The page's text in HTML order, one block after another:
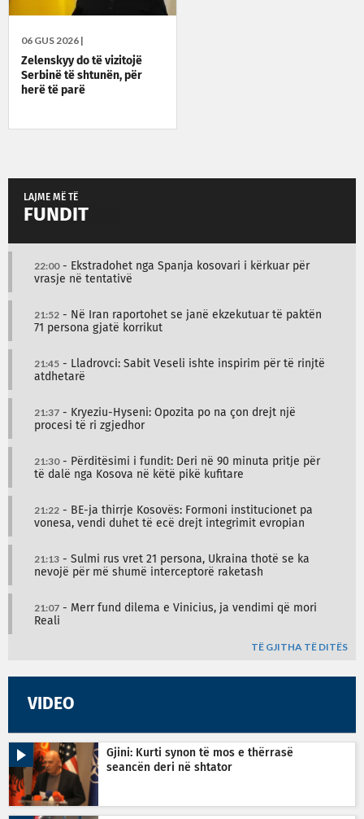
06 GUS 2026 |
Zelenskyy do të vizitojë
Serbinë të shtunën, për
herë të parë
LAJME MË TË
FUNDIT
22:00- Ekstradohet nga Spanja kosovari i kërkuar për
vrasje në tentativë
21:52 - Në Iran raportohet se janë ekzekutuar të paktën
71 persona gjatë korrikut
21:45 - Lladrovci: Sabit Veseli ishte inspirim për të rinjtë
atdhetarë
21:37 - Kryeziu-Hyseni: Opozita po na çon drejt një
procesi të ri zgjedhor
21:30- Përditësimi i fundit: Deri në 90 minuta pritje për
të dalë nga Kosova në këtë pikë kufitare
21:22 - BE-ja thirrje Kosovës: Formoni institucionet pa
vonesa, vendi duhet të ecë drejt integrimit evropian
21:13 - Sulmi rus vret 21 persona, Ukraina thotë se ka
nevojë për më shumë interceptorë raketash
21:07 - Merr fund dilema e Vinicius, ja vendimi që mori
Reali
TË GJITHA TË DITËS
VIDEO
Gjini: Kurti synon të mos e thërrasë
seancën deri në shtator